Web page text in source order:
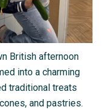
British afternoon
into a charming
traditional treats
and pastries.